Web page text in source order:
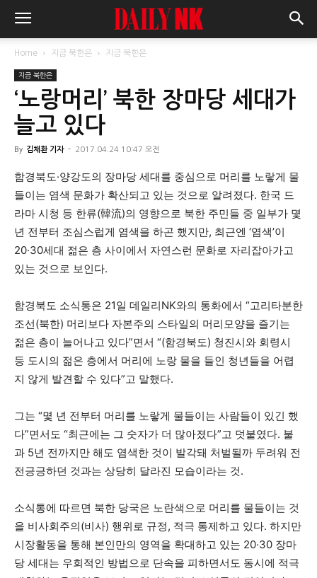
Home 지금 북한은 지금 북한은
지금 북한은
‘노랑머리’ 북한 장마당 세대가
늘고 있다
By 김채환 기자 - 2017.04.24 10:47 오전
함경북도·양강도의 장마당 세대를 중심으로 머리를 노랗게 물
들이는 염색 문화가 확산되고 있는 것으로 알려졌다. 한국 드
라마 시청 등 한류(韓流)의 영향으로 북한 주민들 중 일부가 몇
년 전부터 조심스럽게 염색을 하곤 했지만, 최근엔 ‘염색’이
20·30세대 젊은 층 사이에서 자연스런 문화로 자리잡아가고
있는 것으로 보인다.
함경북도 소식통은 21일 데일리NK와의 통화에서 “고리타분한
조선(북한) 머리보다 자본주의 스타일의 머리모양을 즐기는
젊은 층이 늘어나고 있다”면서 “(함경북도) 청진시와 회령시
등 도시의 젊은 층에서 머리에 노랑 물을 들인 청년들을 어렵
지 않게 발견할 수 있다”고 말했다.
그는 “몇 년 전부터 머리를 노랗게 물들이는 사람들이 있긴 했
다”면서도 “최근에는 그 숫자가 더 많아졌다”고 덧붙였다. 불
과 5년 전까지만 해도 염색한 것이 발각돼 처벌될까 두려워 전
전긍긍하던 것과는 상당히 달라진 모습이라는 것.
소식통에 따르면 북한 당국은 노란색으로 머리를 물들이는 것
을 비사회주의(비사) 행위로 규정, 적극 통제하고 있다. 하지만
시장활동을 통해 본인만의 영역을 확대하고 있는 20·30 장마
당 세대는 우회적인 방법으로 단속을 피하면서도 동시에 적극